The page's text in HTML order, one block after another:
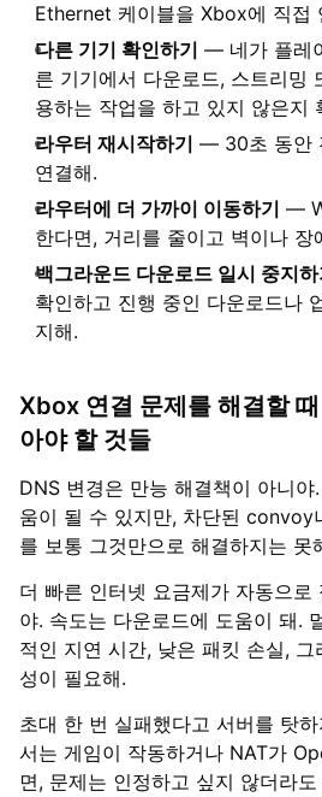
Ethernet 케이블을 Xbox에 직접
다른 기기 확인하기 — 네가 플레
른 기기에서 다운로드, 스트리밍
용하는 작업을 하고 있지 않은지
라우터 재시작하기 — 30초 동안
연결해.
라우터에 더 가까이 이동하기 —
한다면, 거리를 줄이고 벽이나 장
백그라운드 다운로드 일시 중지하
확인하고 진행 중인 다운로드나
지해.
Xbox 연결 문제를 해결할
아야 할 것들
DNS 변경은 만능 해결책이 아니
움이 될 수 있지만, 차단된 convoy
를 보통 그것만으로 해결하지는 못
더 빠른 인터넷 요금제가 자동으로
야. 속도는 다운로드에 도움이 돼.
적인 지연 시간, 낮은 패킷 손실,
성이 필요해.
초대 한 번 실패했다고 서버를 탓
서는 게임이 작동하거나 NAT가
면, 문제는 인정하고 싶지 않더라